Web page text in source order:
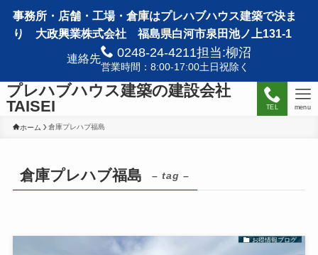
事務所・店舗・工場・倉庫はプレハブハウス建築で決ま
り 大政興業株式会社 福島県白河市泉田池ノ上131-1
連絡先 0248-24-4211担当:柳沼
営業時間：8:00-17:00土日祝除く
プレハブハウス建築の建設会社
TAISEI
TEL menu
ホーム 倉庫プレハブ福島
倉庫プレハブ福島 – tag –
お得情報ブログ